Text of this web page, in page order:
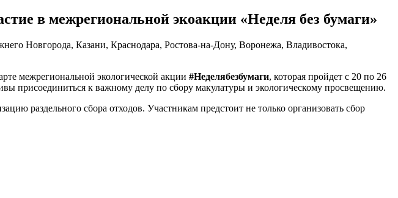
в межрегиональной экоакции «Неделя без бумаги»
межрегиональной экологической акции #Неделябезбумаги, которая пройдет с 20 по 26
присоединиться к важному делу по сбору макулатуры и экологическому просвещению.
раздельного сбора отходов. Участникам предстоит не только организовать сбор